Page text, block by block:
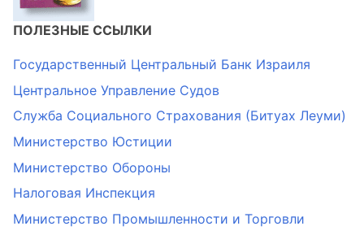
ПОЛЕЗНЫЕ ССЫЛКИ
Государственный Центральный Банк Израиля
Центральное Управление Судов
Служба Социального Страхования (Битуах Леуми)
Министерство Юстиции
Министерство Обороны
Налоговая Инспекция
Министерство Промышленности и Торговли